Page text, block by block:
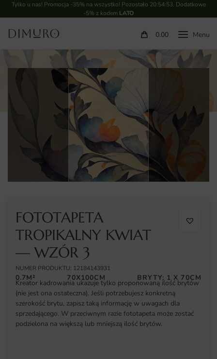
Tylko u nas! Promocja -35% na wszystko! Pozostało 20:54:53. Dodatkowe
-5% z kodem LATO
0.00
FOTOTAPETA
TROPIKALNY KWIAT
— WZÓR 3
NUMER PRODUKTU: 12184143931
0.7M² 70X100CM BRYTY: 1 X 70CM
Kreator kadrowania ukazuje tylko proponowaną ilość brytów
(nie jest ona ostateczna). Jeśli potrzebujesz konkretną
szerokość brytu, zapisz taką informację w uwagach dla
sprzedającego. W przeciwnym razie fototapeta może zostać
podzielona na większą lub mniejszą ilość brytów.